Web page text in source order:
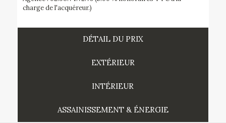
charge de l'acquéreur.)
DÉTAIL DU PRIX
EXTÉRIEUR
INTÉRIEUR
ASSAINISSEMENT & ÉNERGIE